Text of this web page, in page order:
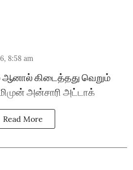
8:58 am
ஆனால் கிடைத்தது வெறும்
அன்சாரி அட்டாக்
Read More